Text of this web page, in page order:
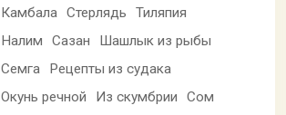
Камбала Стерлядь
Тиляпия
Налим
Сазан
Шашлык из рыбы
Семга
Рецепты из судака
Окунь речной
Из скумбрии
Сом